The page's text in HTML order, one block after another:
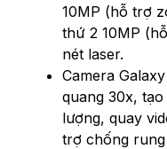
10MP (hỗ trợ
thứ 2 10MP
nét laser.
Camera
quang 30x,
lượng, quay
trợ chống rung